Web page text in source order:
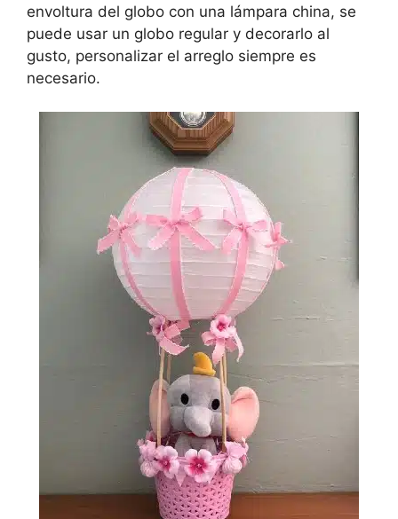
envoltura del globo con una lámpara china, se
puede usar un globo regular y decorarlo al
gusto, personalizar el arreglo siempre es
necesario.